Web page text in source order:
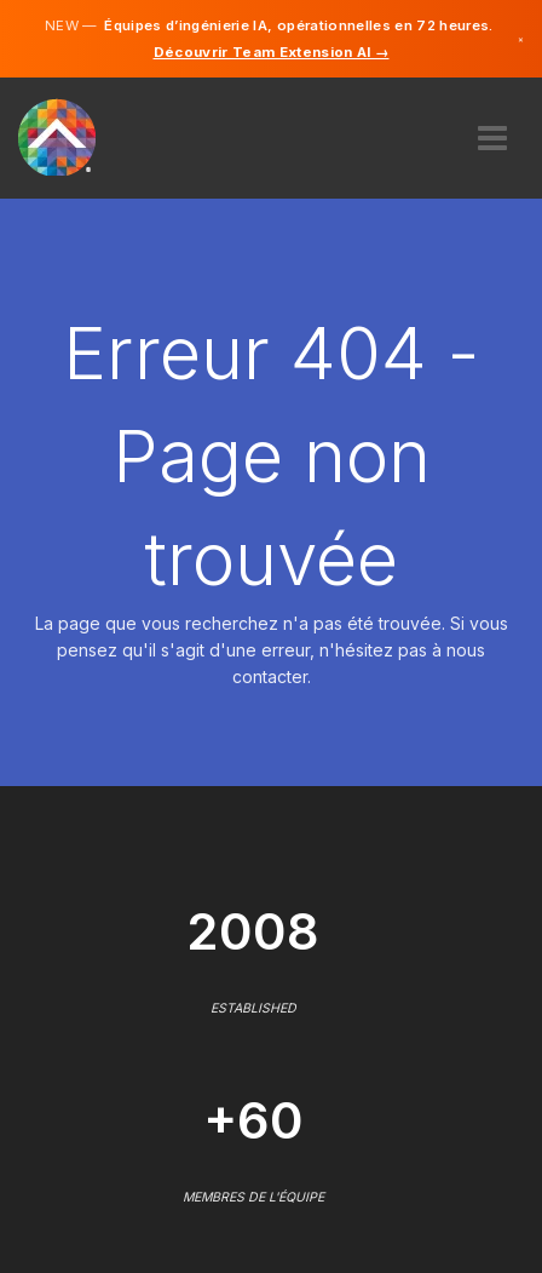
NEW —Équipes d’ingénierie IA, opérationnelles en 72 heures.
Découvrir Team Extension AI →
×
DÉMARRER
Italien
Anglais
Erreur 404 -
Page non
trouvée
La page que vous recherchez n'a pas été trouvée. Si vous
pensez qu'il s'agit d'une erreur, n'hésitez pas à nous
contacter.
2008
ESTABLISHED
+60
MEMBRES DE L'ÉQUIPE